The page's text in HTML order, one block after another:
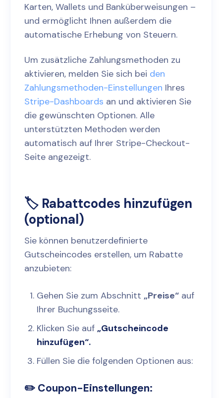
Karten, Wallets und Banküberweisungen –
und ermöglicht Ihnen außerdem die
automatische Erhebung von Steuern.
Um zusätzliche Zahlungsmethoden zu
aktivieren, melden Sie sich bei den
Zahlungsmethoden-Einstellungen Ihres
Stripe-Dashboards an und aktivieren Sie
die gewünschten Optionen. Alle
unterstützten Methoden werden
automatisch auf Ihrer Stripe-Checkout-
Seite angezeigt.
🏷️ Rabattcodes hinzufügen
(optional)
Sie können benutzerdefinierte
Gutscheincodes erstellen, um Rabatte
anzubieten:
Gehen Sie zum Abschnitt „Preise“ auf
Ihrer Buchungsseite.
Klicken Sie auf „Gutscheincode
hinzufügen“.
Füllen Sie die folgenden Optionen aus:
✏️ Coupon-Einstellungen: